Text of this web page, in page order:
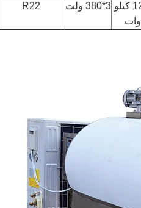
12.8 کیلو
وات
3*380 ولت R22